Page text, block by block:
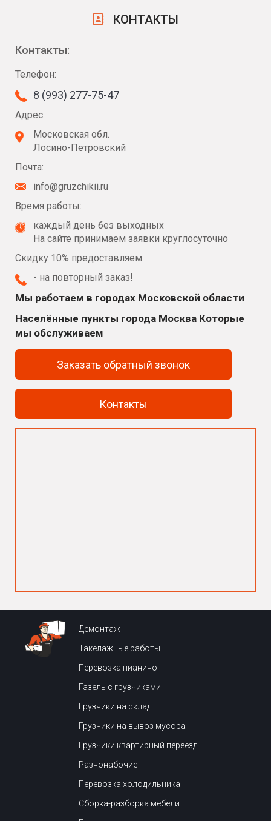
КОНТАКТЫ
Контакты:
Телефон:
8 (993) 277-75-47
Адрес:
Московская обл.
Лосино-Петровский
Почта:
info@gruzchikii.ru
Время работы:
каждый день без выходных
На сайте принимаем заявки круглосуточно
Скидку 10% предоставляем:
- на повторный заказ!
Мы работаем в городах Московской области
Населённые пункты города Москва Которые
мы обслуживаем
Заказать обратный звонок
Контакты
Демонтаж
Такелажные работы
Перевозка пианино
Газель с грузчиками
Грузчики на склад
Грузчики на вывоз мусора
Грузчики квартирный переезд
Разнонабочие
Перевозка холодильника
Сборка-разборка мебели